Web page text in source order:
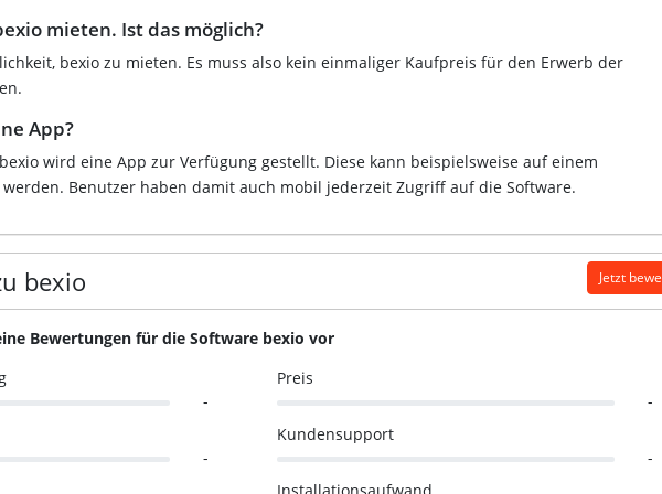
mieten. Ist das möglich?
bexio zu mieten. Es muss also kein einmaliger Kaufpreis für den Erwerb der
App?
wird eine App zur Verfügung gestellt. Diese kann beispielsweise auf einem
Benutzer haben damit auch mobil jederzeit Zugriff auf die Software.
bexio Jetzt
Bewertungen für die Software bexio vor
-
Preis
-
-
Kundensupport
-